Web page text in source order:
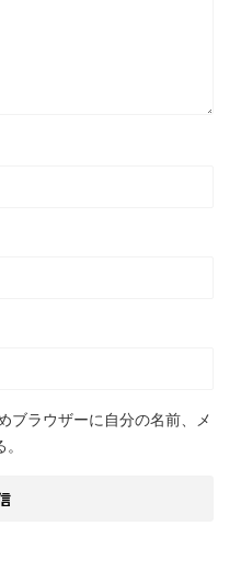
ブラウザーに自分の名前、メ